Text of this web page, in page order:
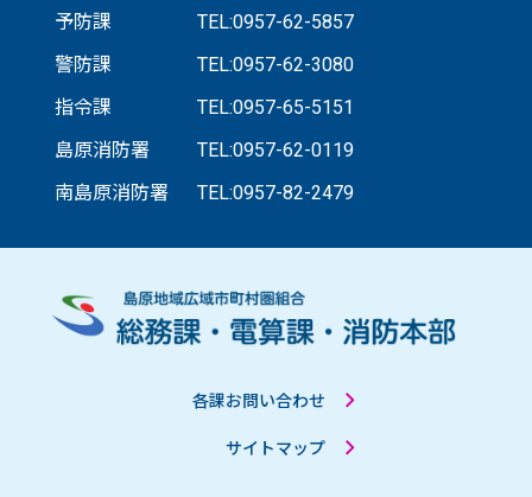
予防課
TEL:0957-62-5857
警防課
TEL:0957-62-3080
指令課
TEL:0957-65-5151
島原消防署
TEL:0957-62-0119
南島原消防署
TEL:0957-82-2479
各課お問い合わせ
サイトマップ